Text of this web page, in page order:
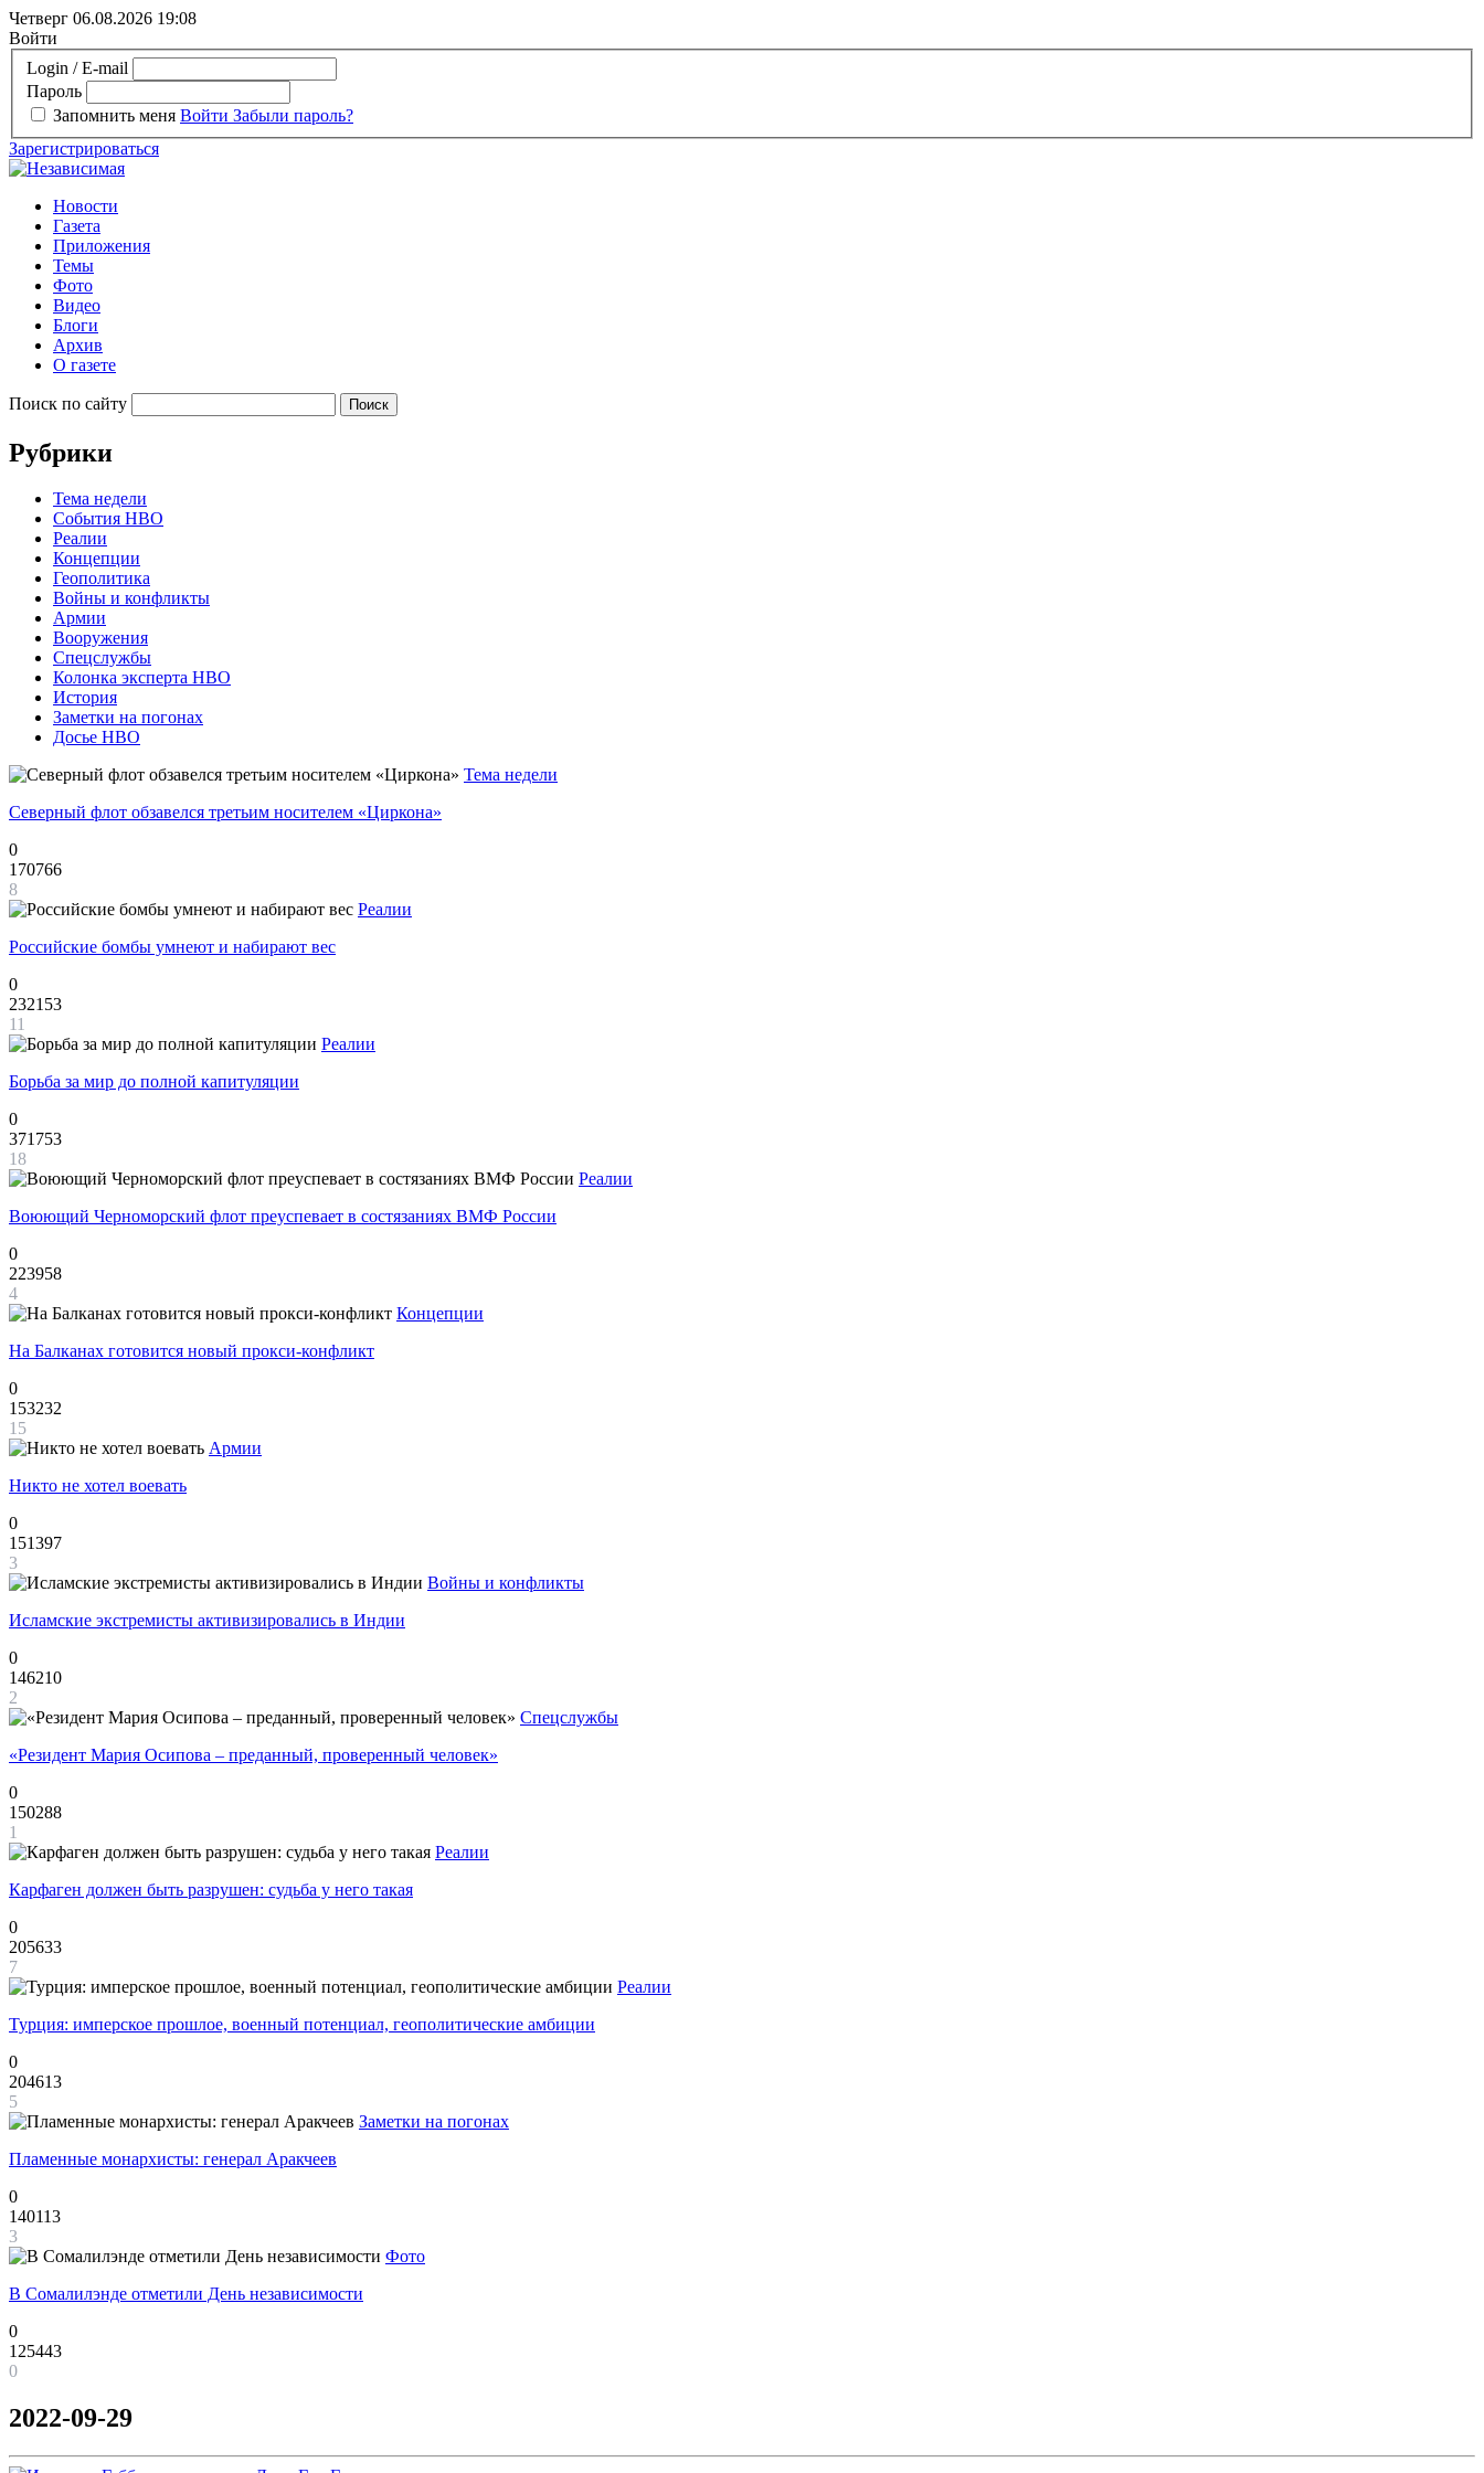
Четверг 06.08.2026 19:08
Войти
Login / E-mail
Пароль
Запомнить меня Войти Забыли пароль?
Зарегистрироваться
Новости
Газета
Приложения
Темы
Фото
Видео
Блоги
Архив
О газете
Поиск по сайту
Рубрики
Тема недели
События НВО
Реалии
Концепции
Геополитика
Войны и конфликты
Армии
Вооружения
Спецслужбы
Колонка эксперта НВО
История
Заметки на погонах
Досье НВО
Тема недели
Северный флот обзавелся третьим носителем «Циркона»
0
170766
8
Реалии
Российские бомбы умнеют и набирают вес
0
232153
11
Реалии
Борьба за мир до полной капитуляции
0
371753
18
Реалии
Воюющий Черноморский флот преуспевает в состязаниях ВМФ России
0
223958
4
Концепции
На Балканах готовится новый прокси-конфликт
0
153232
15
Армии
Никто не хотел воевать
0
151397
3
Войны и конфликты
Исламские экстремисты активизировались в Индии
0
146210
2
Спецслужбы
«Резидент Мария Осипова – преданный, проверенный человек»
0
150288
1
Реалии
Карфаген должен быть разрушен: судьба у него такая
0
205633
7
Реалии
Турция: имперское прошлое, военный потенциал, геополитические амбиции
0
204613
5
Заметки на погонах
Пламенные монархисты: генерал Аракчеев
0
140113
3
Фото
В Сомалилэнде отметили День независимости
0
125443
0
2022-09-29